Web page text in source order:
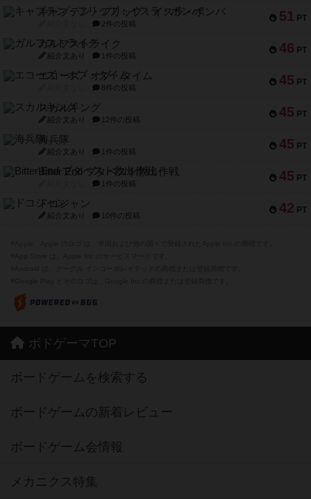
51 PT
キャプテン・フリップ：イスラ・ボンバ
2件の投稿
46 PT
ガルフストライク
紹介文あり 1件の投稿
45 PT
エコーズ・オブ・タイム
8件の投稿
45 PT
スカルキング
紹介文あり 12件の投稿
45 PT
海兵隊
紹介文あり 1件の投稿
45 PT
Bitter End ブタペスト救出作戦
1件の投稿
42 PT
ドコジャン
紹介文あり 10件の投稿
ボドゲーマTOP
ボードゲームを検索する
ボードゲームの新着レビュー
ボードゲーム会情報
メカニクス特集